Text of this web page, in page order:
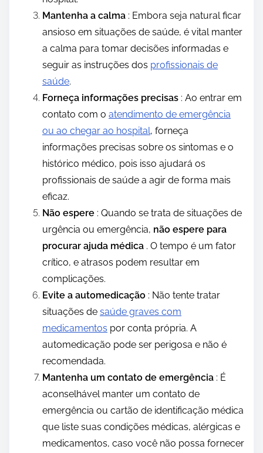
Mantenha a calma : Embora seja natural ficar
ansioso em situações de saúde, é vital manter
a calma para tomar decisões informadas e
seguir as instruções dos profissionais de
saúde.
Forneça informações precisas : Ao entrar em
contato com o atendimento de emergência
ou ao chegar ao hospital, forneça
informações precisas sobre os sintomas e o
histórico médico, pois isso ajudará os
profissionais de saúde a agir de forma mais
eficaz.
Não espere : Quando se trata de situações de
urgência ou emergência, não espere para
procurar ajuda médica . O tempo é um fator
crítico, e atrasos podem resultar em
complicações.
Evite a automedicação : Não tente tratar
situações de saúde graves com
medicamentos por conta própria. A
automedicação pode ser perigosa e não é
recomendada.
Mantenha um contato de emergência : É
aconselhável manter um contato de
emergência ou cartão de identificação médica
que liste suas condições médicas, alérgicas e
medicamentos, caso você não possa fornecer